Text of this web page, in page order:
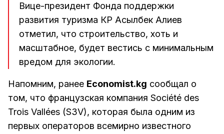
Вице-президент Фонда поддержки
развития туризма КР Асылбек Алиев
отметил, что строительство, хоть и
масштабное, будет вестись с минимальным
вредом для экологии.
Напомним, ранее Economist.kg сообщал о
том, что французская компания Société des
Trois Vallées (S3V), которая была одним из
первых операторов всемирно известного